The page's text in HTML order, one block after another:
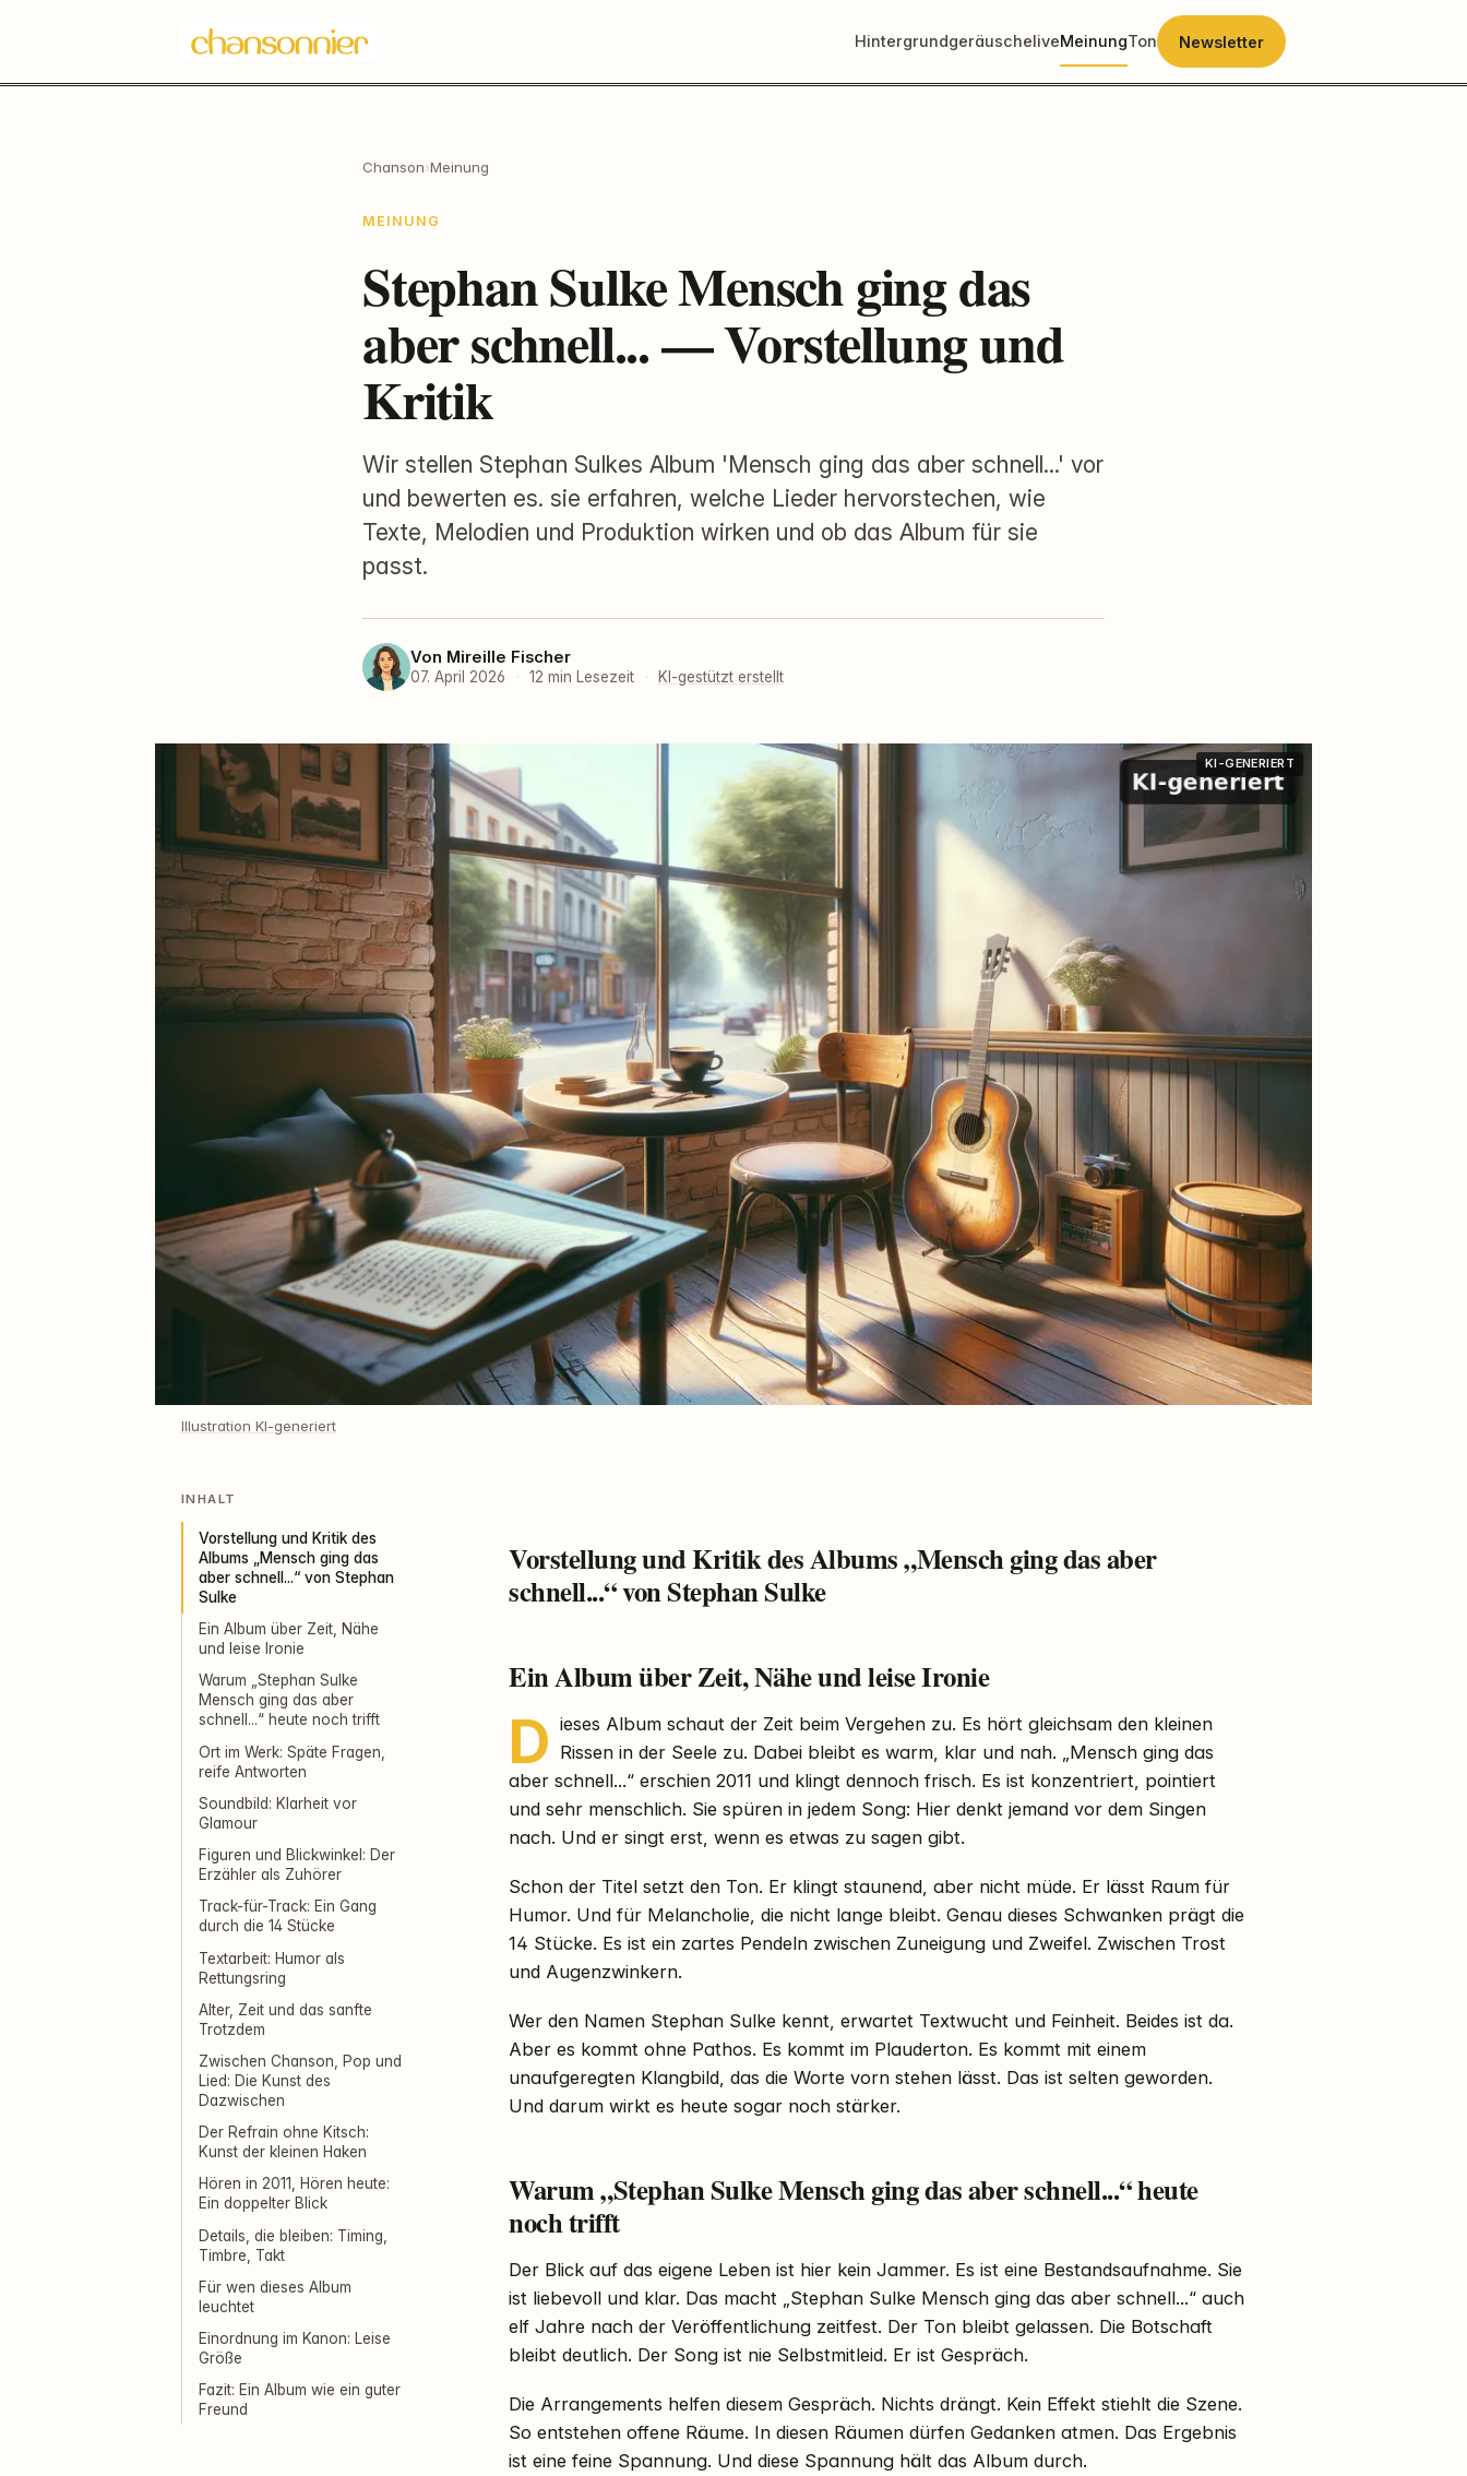
HintergrundgeräuscheliveMeinungTon Newsletter
Chanson›Meinung
MEINUNG
Stephan Sulke Mensch ging das
aber schnell... — Vorstellung und
Kritik
Wir stellen Stephan Sulkes Album 'Mensch ging das aber schnell...' vor
und bewerten es. sie erfahren, welche Lieder hervorstechen, wie
Texte, Melodien und Produktion wirken und ob das Album für sie
passt.
Von Mireille Fischer
07. April 2026 · 12 min Lesezeit · KI-gestützt erstellt
KI-GENERIERT
Illustration KI-generiert
INHALT
Vorstellung und Kritik des
Albums „Mensch ging das
aber schnell...“ von Stephan
Sulke
Ein Album über Zeit, Nähe
und leise Ironie
Warum „Stephan Sulke
Mensch ging das aber
schnell...“ heute noch trifft
Ort im Werk: Späte Fragen,
reife Antworten
Soundbild: Klarheit vor
Glamour
Figuren und Blickwinkel: Der
Erzähler als Zuhörer
Track-für-Track: Ein Gang
durch die 14 Stücke
Textarbeit: Humor als
Rettungsring
Alter, Zeit und das sanfte
Trotzdem
Zwischen Chanson, Pop und
Lied: Die Kunst des
Dazwischen
Der Refrain ohne Kitsch:
Kunst der kleinen Haken
Hören in 2011, Hören heute:
Ein doppelter Blick
Details, die bleiben: Timing,
Timbre, Takt
Für wen dieses Album
leuchtet
Einordnung im Kanon: Leise
Größe
Fazit: Ein Album wie ein guter
Freund
Vorstellung und Kritik des Albums „Mensch ging das aber
schnell...“ von Stephan Sulke
Ein Album über Zeit, Nähe und leise Ironie
D ieses Album schaut der Zeit beim Vergehen zu. Es hört gleichsam den kleinen
Rissen in der Seele zu. Dabei bleibt es warm, klar und nah. „Mensch ging das
aber schnell...“ erschien 2011 und klingt dennoch frisch. Es ist konzentriert, pointiert
und sehr menschlich. Sie spüren in jedem Song: Hier denkt jemand vor dem Singen
nach. Und er singt erst, wenn es etwas zu sagen gibt.
Schon der Titel setzt den Ton. Er klingt staunend, aber nicht müde. Er lässt Raum für
Humor. Und für Melancholie, die nicht lange bleibt. Genau dieses Schwanken prägt die
14 Stücke. Es ist ein zartes Pendeln zwischen Zuneigung und Zweifel. Zwischen Trost
und Augenzwinkern.
Wer den Namen Stephan Sulke kennt, erwartet Textwucht und Feinheit. Beides ist da.
Aber es kommt ohne Pathos. Es kommt im Plauderton. Es kommt mit einem
unaufgeregten Klangbild, das die Worte vorn stehen lässt. Das ist selten geworden.
Und darum wirkt es heute sogar noch stärker.
Warum „Stephan Sulke Mensch ging das aber schnell...“ heute
noch trifft
Der Blick auf das eigene Leben ist hier kein Jammer. Es ist eine Bestandsaufnahme. Sie
ist liebevoll und klar. Das macht „Stephan Sulke Mensch ging das aber schnell...“ auch
elf Jahre nach der Veröffentlichung zeitfest. Der Ton bleibt gelassen. Die Botschaft
bleibt deutlich. Der Song ist nie Selbstmitleid. Er ist Gespräch.
Die Arrangements helfen diesem Gespräch. Nichts drängt. Kein Effekt stiehlt die Szene.
So entstehen offene Räume. In diesen Räumen dürfen Gedanken atmen. Das Ergebnis
ist eine feine Spannung. Und diese Spannung hält das Album durch.